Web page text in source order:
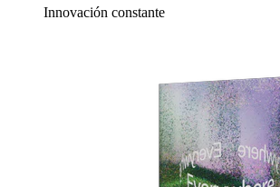
Innovación constante